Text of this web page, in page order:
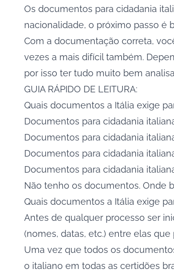
Os documentos para cidadania
nacionalidade, o próximo passo é
Com a documentação correta,
vezes a mais difícil também.
por isso ter tudo muito bem
GUIA RÁPIDO DE LEITURA:
Quais documentos a Itália exige
Documentos para cidadania
Documentos para cidadania
Documentos para cidadania
Documentos para cidadania
Não tenho os documentos. Onde
Quais documentos a Itália exige
Antes de qualquer processo ser
(nomes, datas, etc.) entre elas
Uma vez que todos os
o italiano em todas as certidões